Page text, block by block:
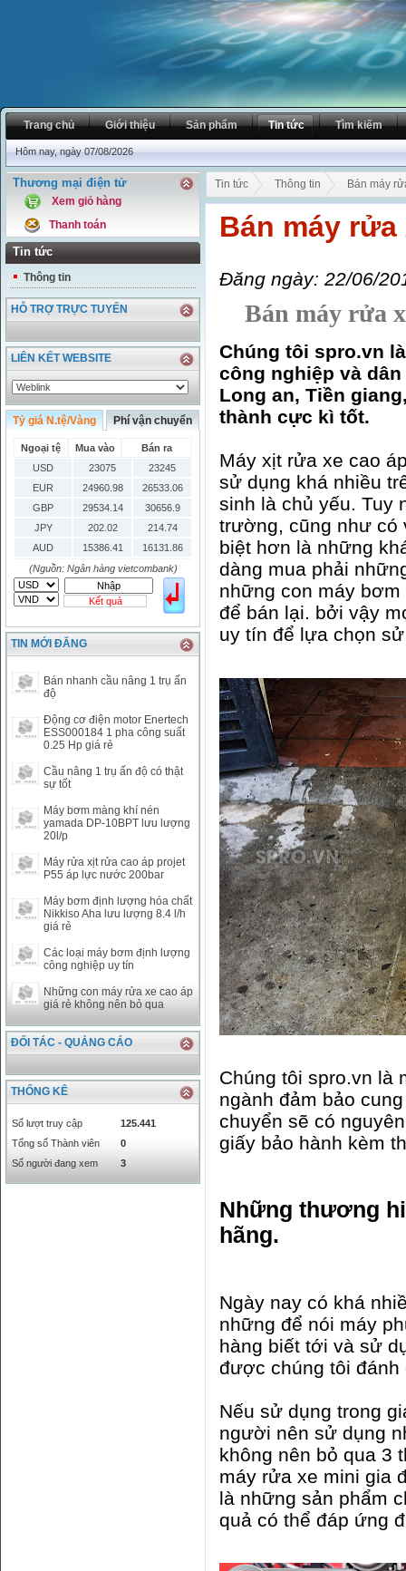
Trang chủ Giới thiệu Sản phẩm Tin tức Tìm kiếm
Hôm nay, ngày 07/08/2026
Thương mại điện tử
Xem giỏ hàng
Thanh toán
Tin tức
Thông tin
HỖ TRỢ TRỰC TUYẾN
LIÊN KẾT WEBSITE
Tỷ giá N.tệ/Vàng Phí vận chuyển
Ngoại tệ Mua vào
Bán ra
USD
23075
23245
EUR
24960.98
26533.06
GBP
29534.14
30656.9
JPY
202.02
214.74
AUD
15386.41
16131.86
HKD
2906.04
3028.6
SGD
16755.29
17427.08
THB
666.2
786.99
CAD
17223.74
18058.21
CHF
23161.62
24283.77
INR
0
340.14
KWD
0
79758.97
MYR
0
NOK
0
2658.47
RMB
RUB
0
418.79
SAR
0
6457
(Nguồn: Ngân hàng vietcombank)
Kết quả
TIN MỚI ĐĂNG
Bán nhanh cầu nâng 1 trụ ấn
độ
Động cơ điện motor Enertech
ESS000184 1 pha công suất
0.25 Hp giá rẻ
Cầu nâng 1 trụ ấn độ có thật
sự tốt
Máy bơm màng khí nén
yamada DP-10BPT lưu lượng
20l/p
Máy rửa xịt rửa cao áp projet
P55 áp lực nước 200bar
Máy bơm định lượng hóa chất
Nikkiso Aha lưu lượng 8.4 l/h
giá rẻ
Các loại máy bơm định lượng
công nghiệp uy tín
Những con máy rửa xe cao áp
giá rẻ không nên bỏ qua
ĐỐI TÁC - QUẢNG CÁO
THỐNG KÊ
Số lượt truy cập
125.441
Tổng số Thành viên
0
Số người đang xem
3
Tin tức Thông tin Bán máy
Bán máy
Đăng ngày: 22/06/
Bán máy rửa
Chúng tôi spro.vn
công nghiệp và
Long an, Tiền
thành cực kì tốt.
Máy xịt rửa xe cao
sử dụng khá nhiều
sinh là chủ yếu. Tuy
trường, cũng như có
biệt hơn là những
dàng mua phải
những con máy
để bán lại. bởi vậy
uy tín để lựa chọn
Chúng tôi spro.vn là
ngành đảm bảo
chuyển sẽ có
giấy bảo hành kèm
Những thương
hãng.
Ngày nay có khá
những để nói máy
hàng biết tới và sử
được chúng tôi
Nếu sử dụng trong
người nên sử dụng
không nên bỏ qua 3
máy rửa xe mini gia
là những sản phẩm
quả có thể đáp ứng